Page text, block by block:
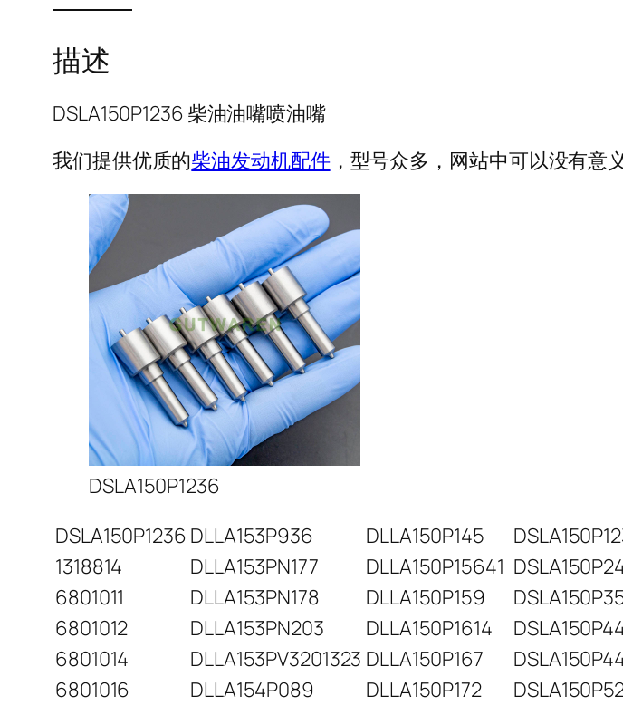
描述
DSLA150P1236 柴油油嘴喷油嘴
我们提供优质的柴油发动机配件，型号众多，网站中可以没有意
DSLA150P1236
DSLA150P1236 DLLA153P936 DLLA150P145
1318814
DLLA153PN177 DLLA150P15641
6801011
DLLA153PN178 DLLA150P159
6801012
DLLA153PN203 DLLA150P1614
6801014
DLLA153PV3201323 DLLA150P167
6801016
DLLA154P089 DLLA150P172